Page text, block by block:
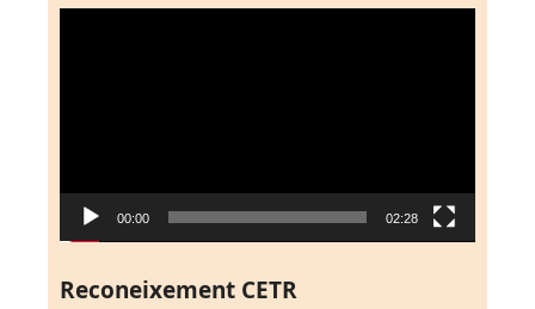
00:00 02:28
Reconeixement CETR